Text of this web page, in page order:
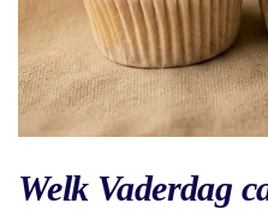
Welk Vaderdag